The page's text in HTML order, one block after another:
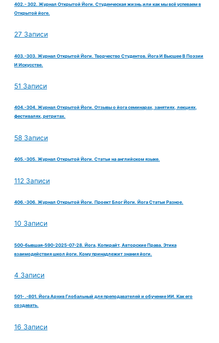
402.- 302. Журнал Открытой Йоги. Студенческая жизнь,или как мы всё успеваем в
Открытой йоге.
27 Записи
403.-303. Журнал Открытой Йоги. Творчество Студентов. Йога И Высшее В Поэзии
И Искусстве.
51 Записи
404.-304. Журнал Открытой Йоги. Отзывы о йога семинарах, занятиях, лекциях,
фестивалях, ретритах.
58 Записи
405.-305. Журнал Открытой Йоги. Статьи на английском языке.
112 Записи
406.-306. Журнал Открытой Йоги. Проект Блог Йоги. Йога Статьи Разное.
10 Записи
500-бывшая-590-2025-07-28. Йога, Копирайт, Авторские Права. Этика
взаимодействия школ йоги. Кому принадлежит знания йоги.
4 Записи
501- .-801. Йога Архив Глобальный для преподавателей и обучение ИИ. Как его
создавать.
16 Записи